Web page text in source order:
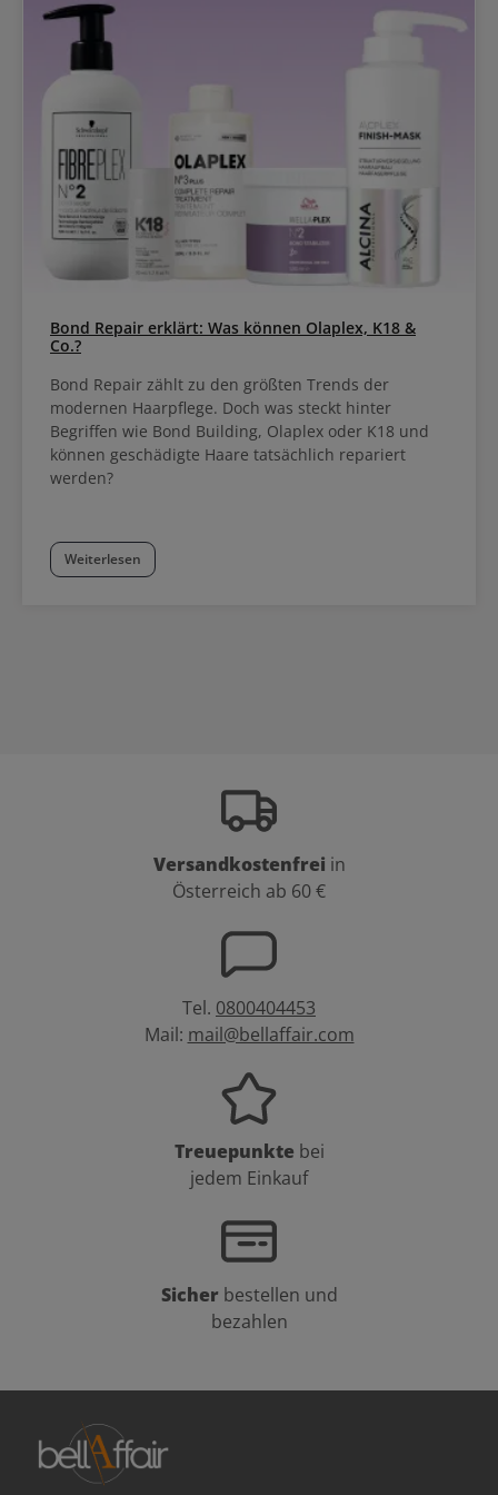
Bond Repair erklärt: Was können Olaplex, K18 &
Co.?
Bond Repair zählt zu den größten Trends der
modernen Haarpflege. Doch was steckt hinter
Begriffen wie Bond Building, Olaplex oder K18 und
können geschädigte Haare tatsächlich repariert
werden?
Weiterlesen
Versandkostenfrei in
Österreich ab 60 €
Tel. 0800404453
Mail: mail@bellaffair.com
Treuepunkte bei
jedem Einkauf
Sicher bestellen und
bezahlen